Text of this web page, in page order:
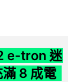
e-tron 迷
8 成電